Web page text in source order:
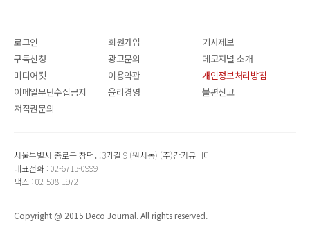
로그인 회원가입
기사제보
구독신청
광고문의
데코저널 소개
미디어킷
이용약관
개인정보처리방침
이메일무단수집금지
윤리경영
불편신고
저작권문의
서울특별시 종로구 창덕궁3가길 9 (원서동) (주)감커뮤니티
대표전화 : 02-6713-0999
팩스 : 02-508-1972
Copyright @ 2015 Deco Journal. All rights reserved.